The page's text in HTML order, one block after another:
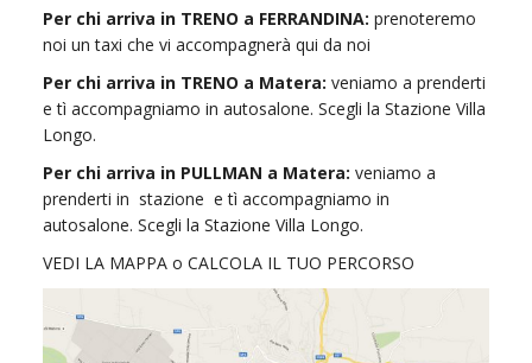
Per chi arriva in TRENO a FERRANDINA: prenoteremo
noi un taxi che vi accompagnerà qui da noi
Per chi arriva in TRENO a Matera: veniamo a prenderti
e tì accompagniamo in autosalone. Scegli la Stazione Villa
Longo.
Per chi arriva in PULLMAN a Matera: veniamo a
prenderti in stazione e tì accompagniamo in
autosalone. Scegli la Stazione Villa Longo.
VEDI LA MAPPA o CALCOLA IL TUO PERCORSO